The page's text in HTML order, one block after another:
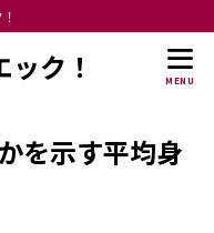
ク！ MENU
を示す平均身